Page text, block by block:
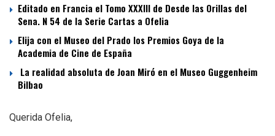
Editado en Francia el Tomo XXXIII de Desde las Orillas del
Sena. N 54 de la Serie Cartas a Ofelia
Elija con el Museo del Prado los Premios Goya de la
Academia de Cine de España
La realidad absoluta de Joan Miró en el Museo Guggenheim
Bilbao
Querida Ofelia,